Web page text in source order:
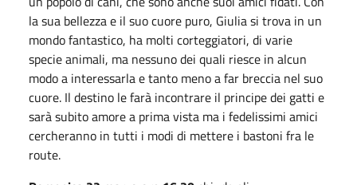
la sua bellezza e il suo cuore puro, Giulia si trova in un
mondo fantastico, ha molti corteggiatori, di varie
specie animali, ma nessuno dei quali riesce in alcun
modo a interessarla e tanto meno a far breccia nel suo
cuore. Il destino le farà incontrare il principe dei gatti e
sarà subito amore a prima vista ma i fedelissimi amici
cercheranno in tutti i modi di mettere i bastoni fra le
route.